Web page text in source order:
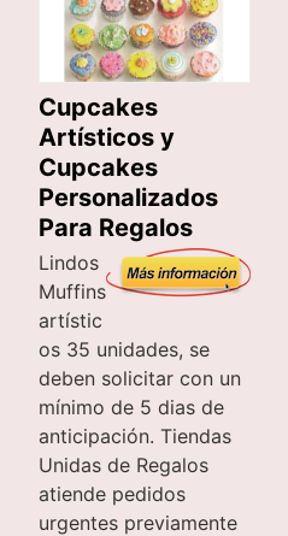
Cupcakes
Artísticos y
Cupcakes
Personalizados
Para Regalos
Lindos
Muffins
artístic
os 35 unidades, se
deben solicitar con un
mínimo de 5 dias de
anticipación. Tiendas
Unidas de Regalos
atiende pedidos
urgentes previamente